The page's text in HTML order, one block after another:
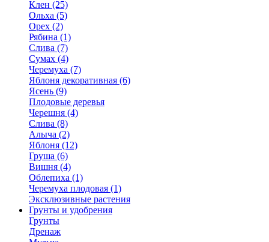
Клен (25)
Ольха (5)
Орех (2)
Рябина (1)
Слива (7)
Сумах (4)
Черемуха (7)
Яблоня декоративная (6)
Ясень (9)
Плодовые деревья
Черешня (4)
Слива (8)
Алыча (2)
Яблоня (12)
Груша (6)
Вишня (4)
Облепиха (1)
Черемуха плодовая (1)
Эксклюзивные растения
Грунты и удобрения
Грунты
Дренаж